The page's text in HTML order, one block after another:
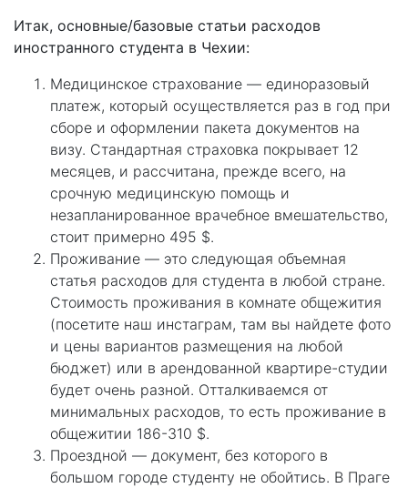
Итак, основные/базовые статьи расходов
иностранного студента в Чехии:
Медицинское страхование — единоразовый
платеж, который осуществляется раз в год при
сборе и оформлении пакета документов на
визу. Стандартная страховка покрывает 12
месяцев, и рассчитана, прежде всего, на
срочную медицинскую помощь и
незапланированное врачебное вмешательство,
стоит примерно 495 $.
Проживание — это следующая объемная
статья расходов для студента в любой стране.
Стоимость проживания в комнате общежития
(посетите наш инстаграм, там вы найдете фото
и цены вариантов размещения на любой
бюджет) или в арендованной квартире-студии
будет очень разной. Отталкиваемся от
минимальных расходов, то есть проживание в
общежитии 186-310 $.
Проездной — документ, без которого в
большом городе студенту не обойтись. В Праге